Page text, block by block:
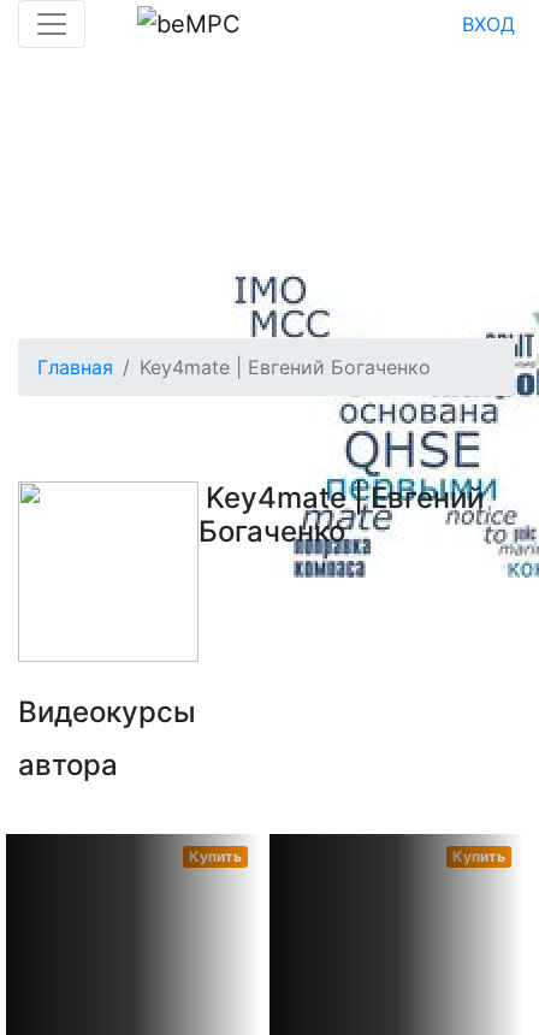
ВХОД
Главная Key4mate | Евгений Богаченко
Key4mate | Евгений
Богаченко
Видеокурсы
автора
Купить Купить